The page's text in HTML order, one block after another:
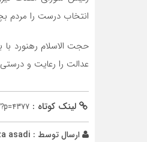
انتخاب درست را مردم
حجت الاسلام رهنورد
عدالت را رعایت و
لینک کوتاه :
ارسال توسط : asadi